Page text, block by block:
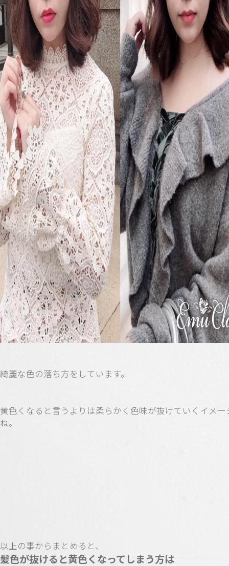
綺麗な色の落ち方をしています。
黄色くなると言うよりは柔らかく色味が抜けていくイメー
ね。
以上の事からまとめると、
髪色が抜けると黄色くなってしまう方は